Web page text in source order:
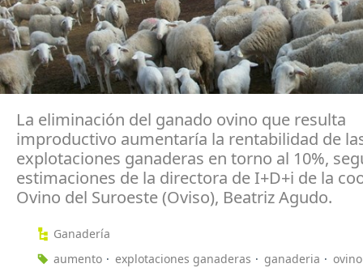
La eliminación del ganado ovino que resulta
improductivo aumentaría la rentabilidad de
explotaciones ganaderas en torno al 10%,
estimaciones de la directora de I+D+i de la
Ovino del Suroeste (Oviso), Beatriz Agudo.
Ganadería
aumento
explotaciones ganaderas ganaderia ovino